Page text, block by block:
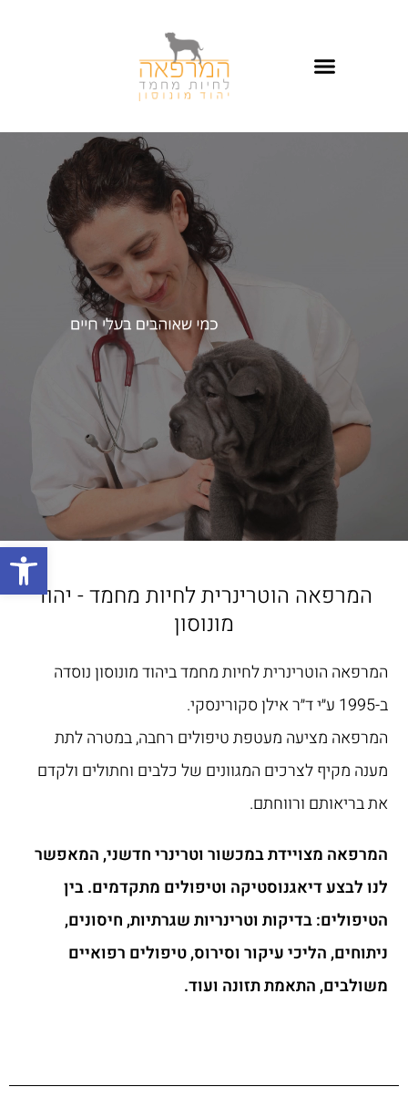
המרפאה הוטרינרית לחיות מחמד - יהוד
מונוסון
המרפאה הוטרינרית לחיות מחמד ביהוד מונוסון נוסדה
ב-1995 ע״י ד״ר אילן סקורינסקי.
המרפאה מציעה מעטפת טיפולים רחבה, במטרה לתת
מענה מקיף לצרכים המגוונים של כלבים וחתולים ולקדם
את בריאותם ורווחתם.
המרפאה מצויידת במכשור וטרינרי חדשני, המאפשר
לנו לבצע דיאגנוסטיקה וטיפולים מתקדמים. בין
הטיפולים: בדיקות וטרינריות שגרתיות, חיסונים,
ניתוחים, הליכי עיקור וסירוס, טיפולים רפואיים
משולבים, התאמת תזונה ועוד.